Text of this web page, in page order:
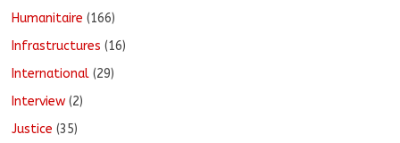
Humanitaire (166)
Infrastructures (16)
International (29)
Interview (2)
Justice (35)